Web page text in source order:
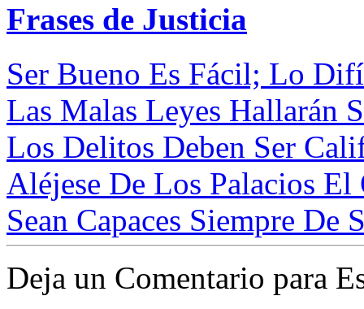
Frases de Justicia
Ser Bueno Es Fácil; Lo
Las Malas Leyes Hallarán
Los Delitos Deben Ser
Aléjese De Los Palacios El
Sean Capaces Siempre De
Deja un Comentario para